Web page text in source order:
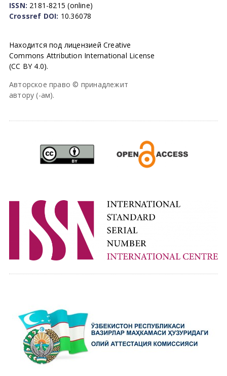
ISSN: 2181-8215 (online)
Crossref DOI: 10.36078
Находится под лицензией Creative
Commons Attribution International License
(CC BY 4.0).
Авторское право © принадлежит
автору (-ам).